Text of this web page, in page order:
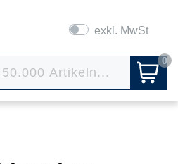
exkl. MwSt
0